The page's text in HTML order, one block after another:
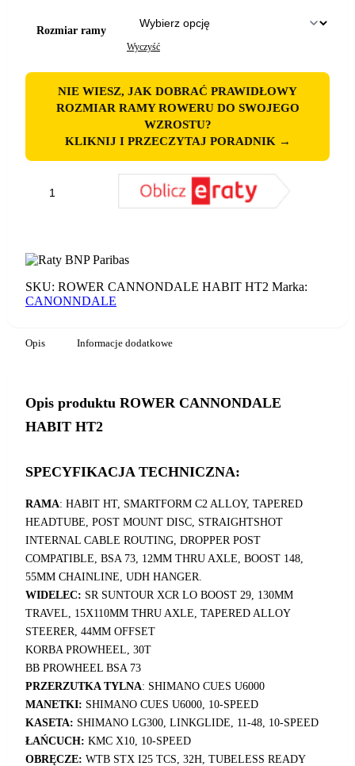
Rozmiar ramy
Wyczyść
NIE WIESZ, JAK DOBRAĆ PRAWIDŁOWY
ROZMIAR RAMY ROWERU DO SWOJEGO
WZROSTU?
KLIKNIJ I PRZECZYTAJ PORADNIK →
HT2
SKU: ROWER CANNONDALE HABIT HT2 Marka:
CANONNDALE
Opis Informacje dodatkowe
Opis produktu ROWER CANNONDALE
HABIT HT2
SPECYFIKACJA TECHNICZNA:
RAMA: HABIT HT, SMARTFORM C2 ALLOY, TAPERED
HEADTUBE, POST MOUNT DISC, STRAIGHTSHOT
INTERNAL CABLE ROUTING, DROPPER POST
COMPATIBLE, BSA 73, 12MM THRU AXLE, BOOST 148,
55MM CHAINLINE, UDH HANGER.
WIDELEC: SR SUNTOUR XCR LO BOOST 29, 130MM
TRAVEL, 15X110MM THRU AXLE, TAPERED ALLOY
STEERER, 44MM OFFSET
KORBA PROWHEEL, 30T
BB PROWHEEL BSA 73
PRZERZUTKA TYLNA: SHIMANO CUES U6000
MANETKI: SHIMANO CUES U6000, 10-SPEED
KASETA: SHIMANO LG300, LINKGLIDE, 11-48, 10-SPEED
ŁAŃCUCH: KMC X10, 10-SPEED
OBRĘCZE: WTB STX I25 TCS, 32H, TUBELESS READY